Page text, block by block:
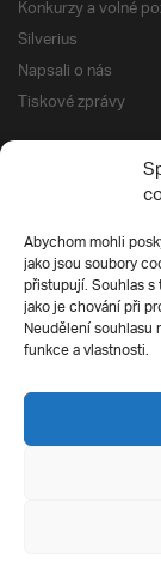
Abychom mohli
jako jsou soubory
přistupují. Souhlas
jako je chování při
Neudělení
funkce a vlastnosti.
Konkurzy a volné
Silverius
Napsali o nás
Tiskové zprávy
Silverius
Ochrana soukromí
Všechna práva